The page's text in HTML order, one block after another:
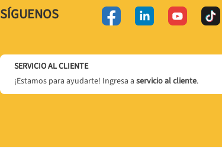
SÍGUENOS
SERVICIO AL CLIENTE
¡Estamos para ayudarte! Ingresa a servicio al cliente.